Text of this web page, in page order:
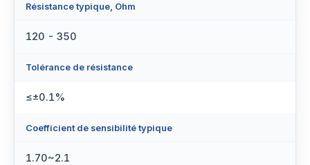
Résistance typique, Ohm
120 - 350
Tolérance de résistance
≤±0.1%
Coefficient de sensibilité typique
1.70~2.1